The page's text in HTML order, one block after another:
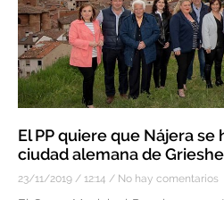
El PP quiere que Nájera
ciudad alemana de
23/11/2019 12:14 No hay comentarios